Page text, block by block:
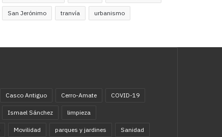
San Jerónimo tranvía urbanismo
Casco Antiguo Cerro-Amate COVID-19
Ismael Sánchez limpieza
Movilidad parques y jardines Sanidad